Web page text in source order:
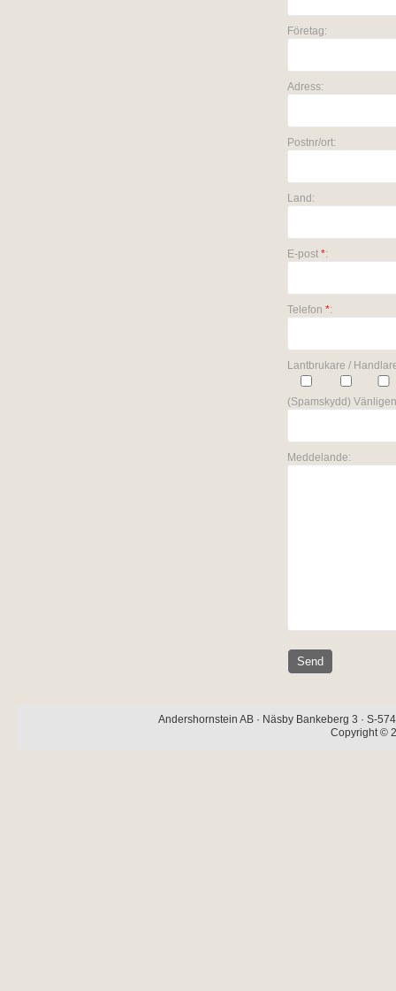
Företag:
Adress:
Postnr/ort:
Land:
E-post *:
Telefon *:
Lantbrukare /
(Spamskydd)
Meddelande:
Andershornstein AB · Näsby Bankeberg 3 · S-
Copyright ©